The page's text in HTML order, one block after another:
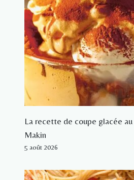
La recette de coupe glacée
Makin
5 août 2026